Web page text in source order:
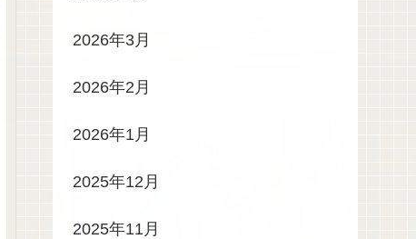
2026年3月
2026年2月
2026年1月
2025年12月
2025年11月